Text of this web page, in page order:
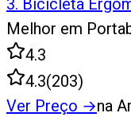
3. Bicicleta
Melhor em
4.3
4.3(203)
Ver Preço →na